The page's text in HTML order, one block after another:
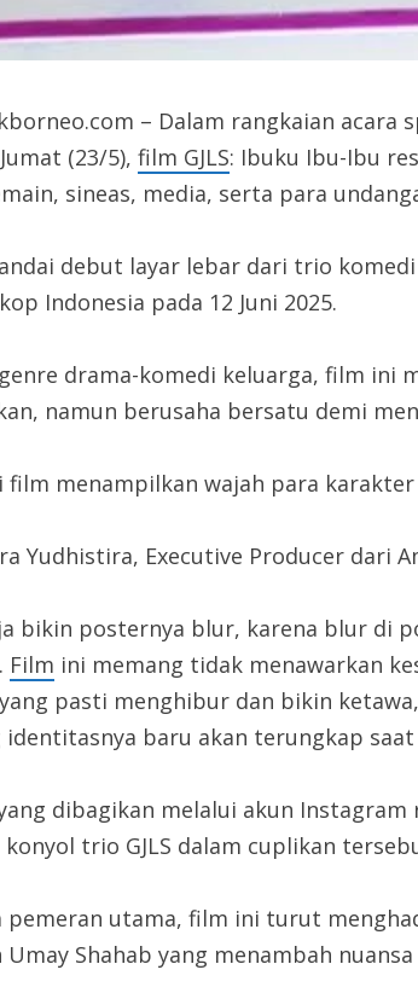
– Dalam rangkaian acara
(23/5), film GJLS: Ibuku Ibu-Ibu
sineas, media, serta para
debut layar lebar dari trio komedi
Indonesia pada 12 Juni 2025.
drama-komedi keluarga, film ini
namun berusaha bersatu demi
film menampilkan wajah para
Yudhistira, Executive Producer dari
bikin posternya blur, karena blur di
. Film ini memang tidak menawarkan
pasti menghibur dan bikin
identitasnya baru akan terungkap
dibagikan melalui akun
konyol trio GJLS dalam cuplikan
pemeran utama, film ini turut
Shahab yang menambah